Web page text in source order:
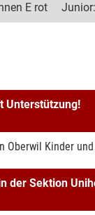
E rot
Unterstützung!
Kinder
der Sektion